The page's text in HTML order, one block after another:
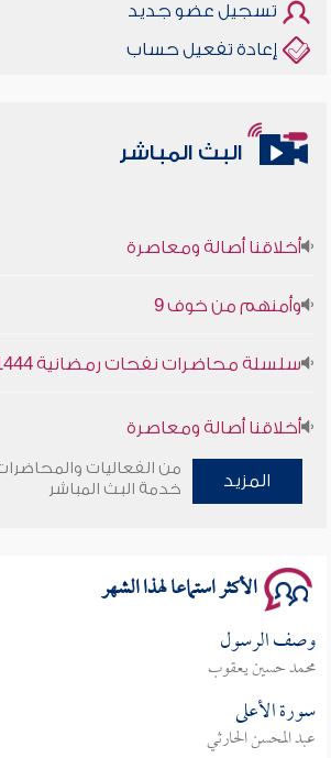
تسجيل عضو جديد
إعادة تفعيل حساب
البث المباشر
أخلاقنا أصالة ومعاصرة
وأمنهم من خوف 9
سلسلة محاضرات نفحات رمضانية 1444هـ
أخلاقنا أصالة ومعاصرة
وأمنهم من خوف 9
المزيد
من الفعاليات
خدمة البث المباشر
الأكثر استماعا لهذا الشهر
وصف الرسول
محمد حسين يعقوب
سورة الأعلى
عبد المحسن الحارثي